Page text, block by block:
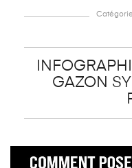
GAZON